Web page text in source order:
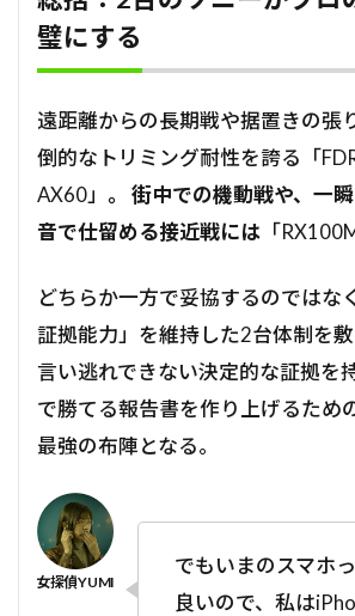
璧にする
遠距離からの長期戦や据置きの張
倒的なトリミング耐性を誇る「
AX60」 。 街中での機動戦や、一
音で仕留める接近戦には 「
どちらか一方で妥協するのではな
証拠能力」を維持した2台体制を敷
言い逃れできない決定的な証拠を
で勝てる報告書を作り上げるため
最強の布陣となる。
でもいまのスマホ
良いので、私は